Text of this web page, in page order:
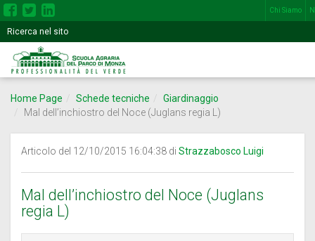
Chi Siamo
Motore
di
ricerca
Inserisci
una
più
nel
seguente
Home Page Schede tecniche
Giardinaggio
Mal dell’inchiostro del Noce (Juglans regia L)
Articolo del 12/10/2015 16:04:38 di Strazzabosco Luigi
Mal dell’inchiostro del Noce (Juglans
regia L)